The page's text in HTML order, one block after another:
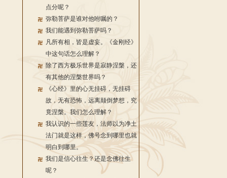
点分呢？
弥勒菩萨是谁对他咐嘱的？
我们能遇到弥勒菩萨吗？
凡所有相，皆是虚妄。《金刚经》
中这句话怎么理解？
除了西方极乐世界是寂静涅槃，还
有其他的涅槃世界吗？
《心经》里的心无挂碍，无挂碍
故，无有恐怖，远离颠倒梦想，究
竟涅槃。我们怎么理解？
我认识的一些莲友，法师以为净土
法门就是这样，佛号念到哪里也就
明白到哪里。
我们是信心往生？还是念佛往生
呢？